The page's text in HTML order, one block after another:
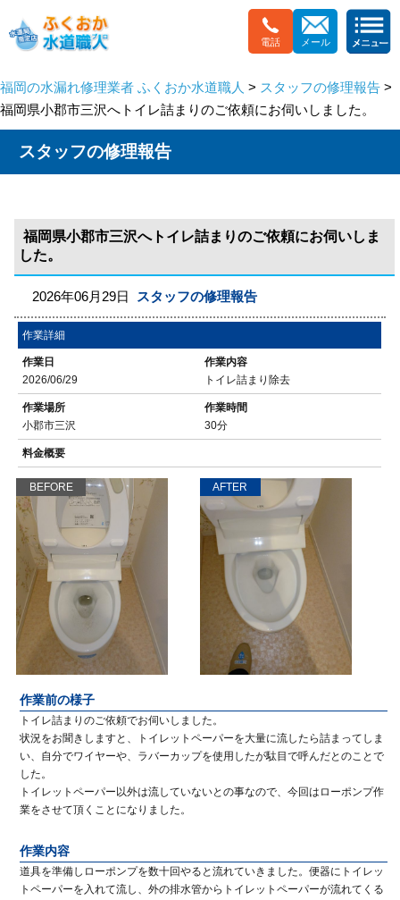
電話 メール
福岡の水漏れ修理業者 ふくおか水道職人 > スタッフの修理報告 >
福岡県小郡市三沢へトイレ詰まりのご依頼にお伺いしました。
スタッフの修理報告
福岡県小郡市三沢へトイレ詰まりのご依頼にお伺いしま
した。
2026年06月29日 スタッフの修理報告
作業詳細
作業日
2026/06/29
作業内容
トイレ詰まり除去
作業場所
小郡市三沢
作業時間
30分
料金概要
BEFORE AFTER
作業前の様子
トイレ詰まりのご依頼でお伺いしました。
状況をお聞きしますと、トイレットペーパーを大量に流したら詰まってしま
い、自分でワイヤーや、ラバーカップを使用したが駄目で呼んだとのことで
した。
トイレットペーパー以外は流していないとの事なので、今回はローポンプ作
業をさせて頂くことになりました。
作業内容
道具を準備しローポンプを数十回やると流れていきました。便器にトイレッ
トペーパーを入れて流し、外の排水管からトイレットペーパーが流れてくる